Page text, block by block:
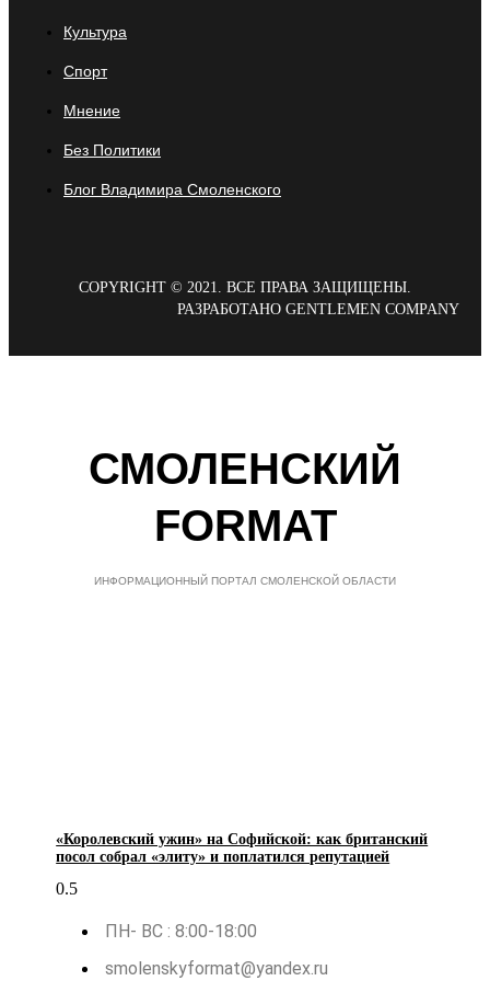
Культура
Спорт
Мнение
Без Политики
Блог Владимира Смоленского
COPYRIGHT © 2021. ВСЕ ПРАВА ЗАЩИЩЕНЫ.
РАЗРАБОТАНО GENTLEMEN COMPANY
СМОЛЕНСКИЙ
FORMAT
ИНФОРМАЦИОННЫЙ ПОРТАЛ СМОЛЕНСКОЙ ОБЛАСТИ
«Королевский ужин» на Софийской: как британский
посол собрал «элиту» и поплатился репутацией
ПН- ВС : 8:00-18:00
smolenskyformat@yandex.ru